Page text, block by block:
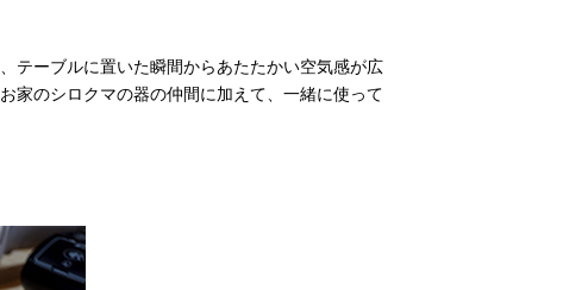
テーブルに置いた瞬間からあたたかい空気感が広
家のシロクマの器の仲間に加えて、一緒に使って